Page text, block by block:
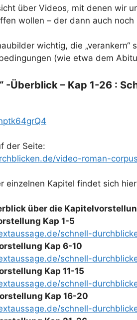
über Videos, mit denen wir
wollen – der dann auch
wichtig, die „verankern“
(wie etwa dem
-Überblick – Kap 1-26 :
der Seite:
video-roman-
einzelnen Kapitel findet sich
über die
Kap 1-5
schnell-
Kap 6-10
schnell-
Kap 11-15
schnell-
Kap 16-20
schnell-